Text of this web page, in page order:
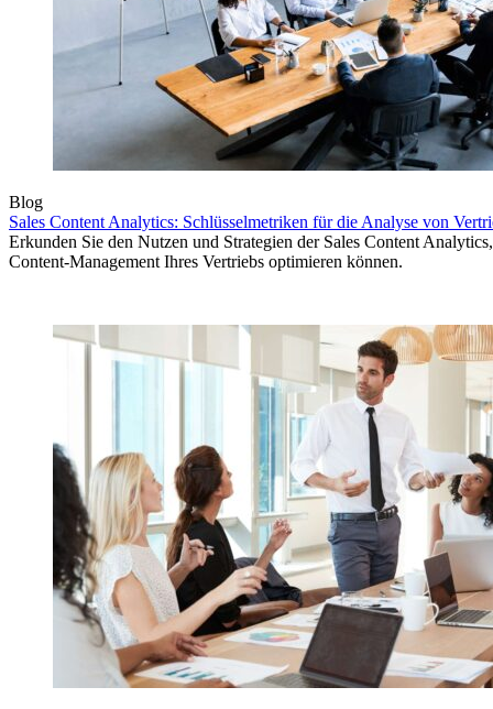
Blog
Sales Content Analytics: Schlüsselmetriken für die Analyse von
Erkunden Sie den Nutzen und Strategien der Sales Content
Content-Management Ihres Vertriebs optimieren können.